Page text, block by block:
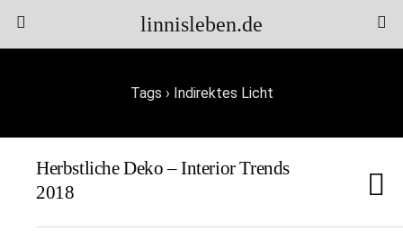
linnisleben.de
Tags › Indirektes Licht
Herbstliche Deko – Interior Trends
2018